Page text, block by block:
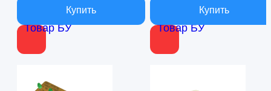
Товар БУ Товар БУ